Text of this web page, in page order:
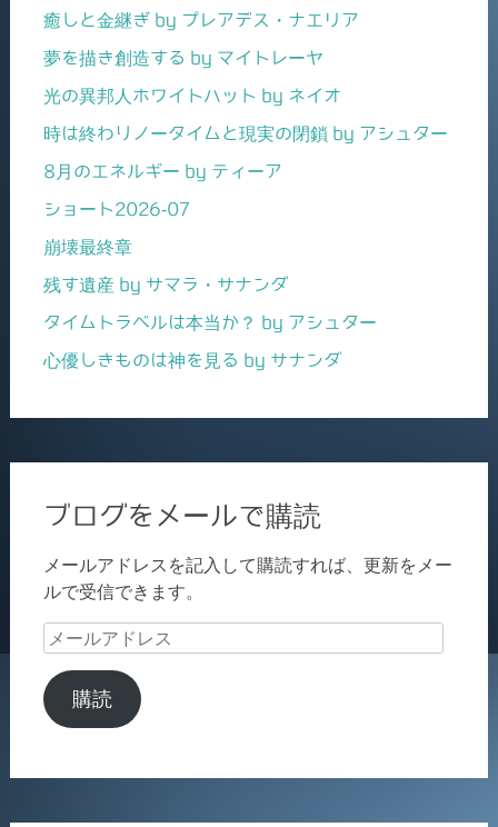
癒しと金継ぎ by プレアデス・ナエリア
夢を描き創造する by マイトレーヤ
光の異邦人ホワイトハット by ネイオ
時は終わりノータイムと現実の閉鎖 by アシュター
8月のエネルギー by ティーア
ショート2026-07
崩壊最終章
残す遺産 by サマラ・サナンダ
タイムトラベルは本当か？ by アシュター
心優しきものは神を見る by サナンダ
ブログをメールで購読
メールアドレスを記入して購読すれば、更新をメー
ルで受信できます。
メ
ル
ア
購読